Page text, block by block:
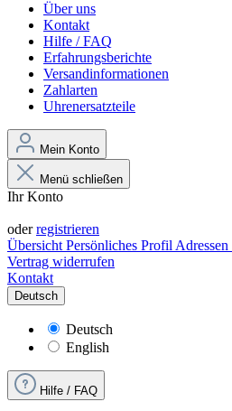
Über uns
Kontakt
Hilfe / FAQ
Erfahrungsberichte
Versandinformationen
Zahlarten
Uhrenersatzteile
Mein Konto
Menü schließen
Ihr Konto
oderregistrieren
Übersicht Persönliches Profil Adressen
Vertrag widerrufen
Kontakt
Deutsch
Deutsch
English
Hilfe / FAQ